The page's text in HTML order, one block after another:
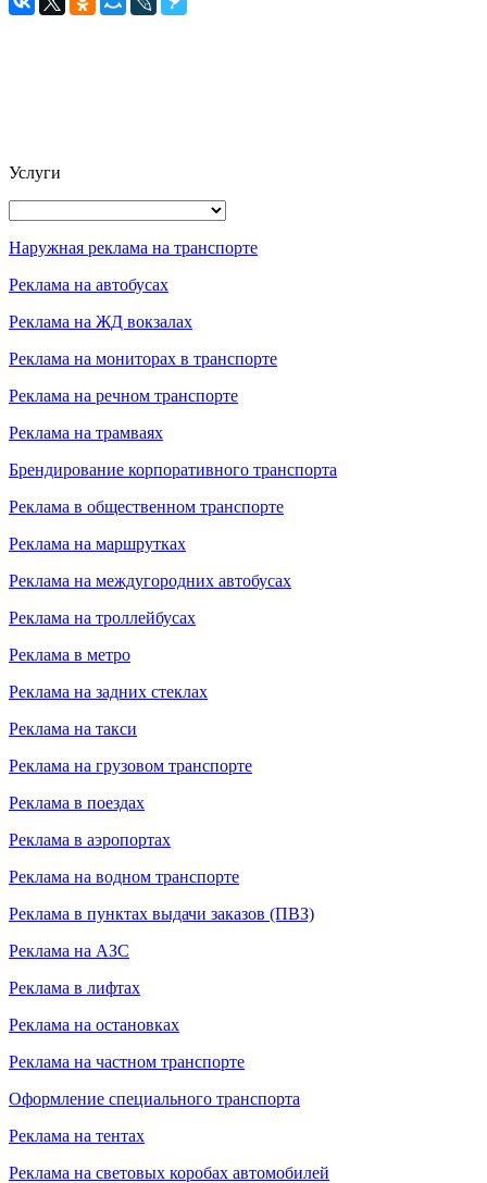
Услуги
Наружная реклама на транспорте
Реклама на автобусах
Реклама на ЖД вокзалах
Реклама на мониторах в транспорте
Реклама на речном транспорте
Реклама на трамваях
Брендирование корпоративного транспорта
Реклама в общественном транспорте
Реклама на маршрутках
Реклама на междугородних автобусах
Реклама на троллейбусах
Реклама в метро
Реклама на задних стеклах
Реклама на такси
Реклама на грузовом транспорте
Реклама в поездах
Реклама в аэропортах
Реклама на водном транспорте
Реклама в пунктах выдачи заказов (ПВЗ)
Реклама на АЗС
Реклама в лифтах
Реклама на остановках
Реклама на частном транспорте
Оформление специального транспорта
Реклама на тентах
Реклама на световых коробах автомобилей